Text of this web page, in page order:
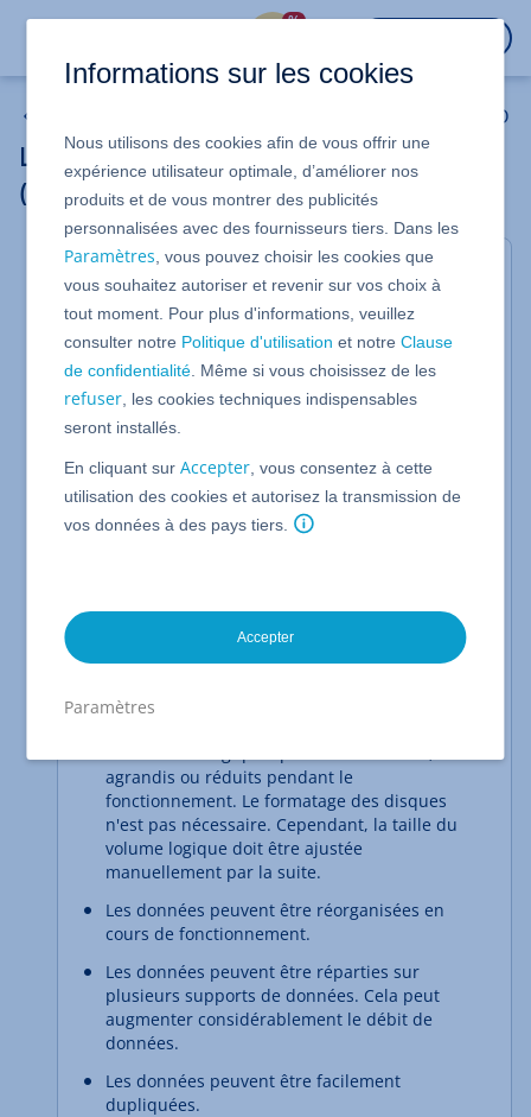
%
Ajuster le volume logique après avoir agrandi le SSD
Les bases du Logical Volume Manager
(LVM)
Pour Serveur Dédié acheté dans le cadre d'un Bon
Plan Serveurs ou avant le 20/10/2021
Dans cet article, nous vous montrons le
fonctionnement du Logical Volume Manager (LVM)
et les avantages qu'il offre.
Sur les Serveurs Cloud, le Logical Volume Manager
(LVM) est utilisé pour gérer l'espace de stockage. Ce
LVM définit une logique entre le système de fichiers
et les partitions de la mémoire de données utilisée.
Ceci vous permet de créer un système de fichiers
qui couvre plusieurs partitions et/ou disques. De
Autres avantages du Logical Volume Manager
Le Logical Volume Manager offre les avantages
supplémentaires suivants :
agrandis ou réduits pendant le
fonctionnement. Le formatage des disques
n'est pas nécessaire. Cependant, la taille du
volume logique doit être ajustée
manuellement par la suite.
Les données peuvent être réorganisées en
cours de fonctionnement.
Les données peuvent être réparties sur
plusieurs supports de données. Cela peut
augmenter considérablement le débit de
données.
Les données peuvent être facilement
dupliquées.
Informations sur les cookies
Nous utilisons des cookies afin de vous offrir une
expérience utilisateur optimale, d’améliorer nos
produits et de vous montrer des publicités
personnalisées avec des fournisseurs tiers. Dans les
Paramètres , vous pouvez choisir les cookies que
vous souhaitez autoriser et revenir sur vos choix à
tout moment. Pour plus d'informations, veuillez
consulter notre Politique d'utilisation et notreClause
de confidentialité . Même si vous choisissez de les
refuser , les cookies techniques indispensables
seront installés.
En cliquant surAccepter , vous consentez à cette
utilisation des cookies et autorisez la transmission de
vos données à des pays tiers.
Accepter
Paramètres